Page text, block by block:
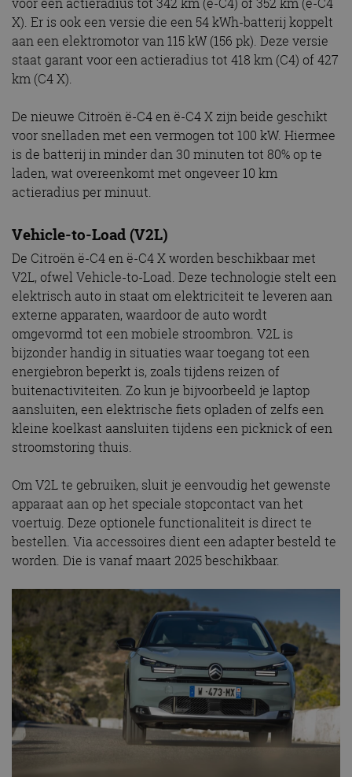
X). Er is ook een versie die een 54 kWh-batterij koppelt
aan een elektromotor van 115 kW (156 pk). Deze versie
staat garant voor een actieradius tot 418 km (C4) of 427
km (C4 X).
De nieuwe Citroën ë-C4 en ë-C4 X zijn beide geschikt
voor snelladen met een vermogen tot 100 kW. Hiermee
is de batterij in minder dan 30 minuten tot 80% op te
laden, wat overeenkomt met ongeveer 10 km
actieradius per minuut.
Vehicle-to-Load (V2L)
De Citroën ë-C4 en ë-C4 X worden beschikbaar met
V2L, ofwel Vehicle-to-Load. Deze technologie stelt een
elektrisch auto in staat om elektriciteit te leveren aan
externe apparaten, waardoor de auto wordt
omgevormd tot een mobiele stroombron. V2L is
bijzonder handig in situaties waar toegang tot een
energiebron beperkt is, zoals tijdens reizen of
buitenactiviteiten. Zo kun je bijvoorbeeld je laptop
aansluiten, een elektrische fiets opladen of zelfs een
kleine koelkast aansluiten tijdens een picknick of een
stroomstoring thuis.
Om V2L te gebruiken, sluit je eenvoudig het gewenste
apparaat aan op het speciale stopcontact van het
voertuig. Deze optionele functionaliteit is direct te
bestellen. Via accessoires dient een adapter besteld te
worden. Die is vanaf maart 2025 beschikbaar.